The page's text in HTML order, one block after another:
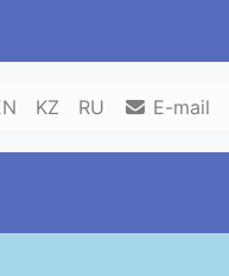
KZ RU E-mail